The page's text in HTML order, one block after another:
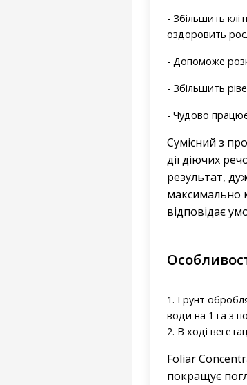
- Збільшить
оздоровить
- Допоможе
- Збільшить
- Чудово
Сумісний з
дії діючих
результат,
максимально
відповідає
1. Грунт
води на 1 га з
2. В ході
Foliar
покращує